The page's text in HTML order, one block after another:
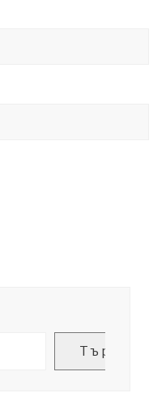
Търсене